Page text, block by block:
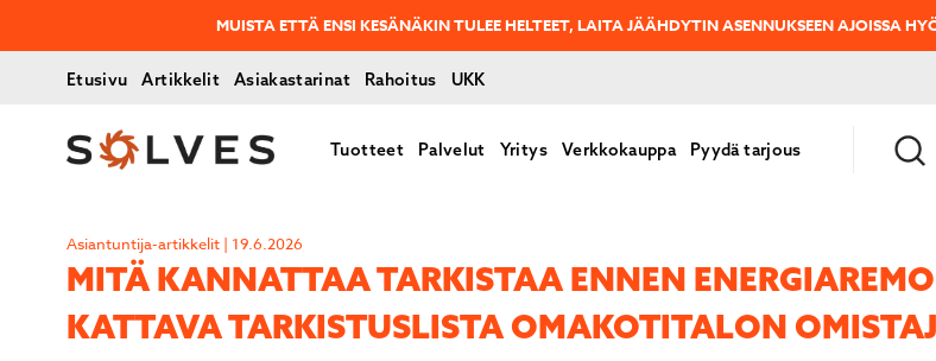
MUISTA ETTÄ ENSI KESÄNÄKIN TULEE HELTEET, LAITA JÄÄHDYTIN ASENNUKSEEN AJOISSA
Etusivu Artikkelit Asiakastarinat Rahoitus UKK
Tuotteet Palvelut Yritys Verkkokauppa Pyydä tarjous
Asiantuntija-artikkelit | 19.6.2026
MITÄ KANNATTAA TARKISTAA ENNEN
KATTAVA TAR­KIS­TUS­LIS­TA OMA­KO­TI­TA­LON